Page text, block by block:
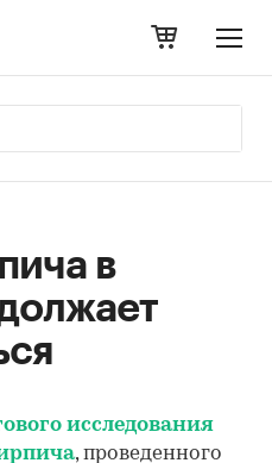
в
исследования
, проведенного